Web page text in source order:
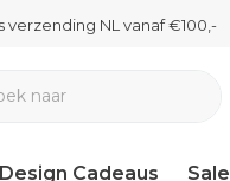
verzending NL vanaf €100,-
Design Cadeaus Sale